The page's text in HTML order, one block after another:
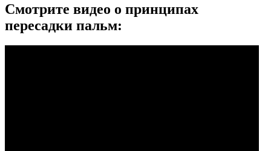
Смотрите видео о принципах
пересадки пальм: